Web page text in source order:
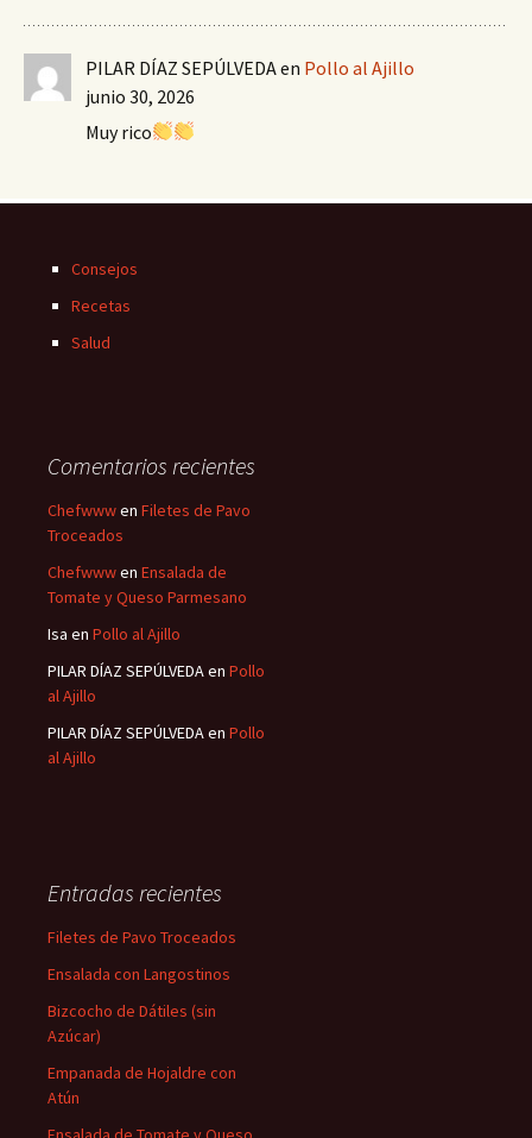
PILAR DÍAZ SEPÚLVEDAen Pollo al Ajillo
junio 30, 2026
Muy rico
Consejos
Recetas
Salud
Comentarios recientes
Chefwwwen Filetes de Pavo
Troceados
Chefwwwen Ensalada de
Tomate y Queso Parmesano
Isa en Pollo al Ajillo
PILAR DÍAZ SEPÚLVEDAen Pollo
al Ajillo
PILAR DÍAZ SEPÚLVEDAen Pollo
al Ajillo
Entradas recientes
Filetes de Pavo Troceados
Ensalada con Langostinos
Bizcocho de Dátiles (sin
Azúcar)
Empanada de Hojaldre con
Atún